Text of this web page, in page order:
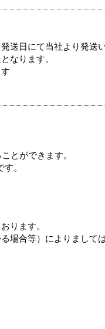
送日にて当社より発送い
なります。
とができます。
。
ります。
場合等）によりまして